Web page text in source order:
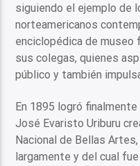
siguiendo el ejemplo de
norteamericanos
enciclopédica de museo
sus colegas, quienes
público y también
En 1895 logró
José Evaristo Uriburu
Nacional de Bellas
largamente y del cual